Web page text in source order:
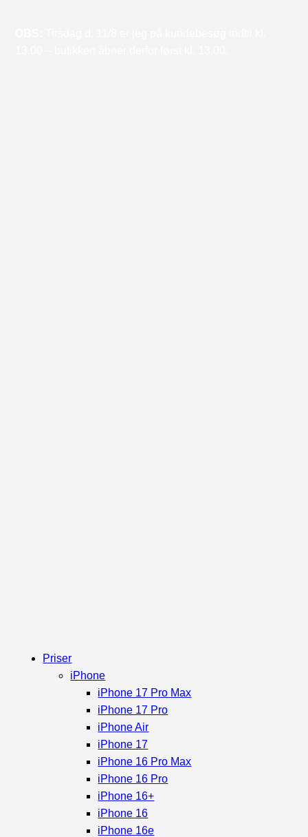
Priser
iPhone
iPhone 17 Pro Max
iPhone 17 Pro
iPhone Air
iPhone 17
iPhone 16 Pro Max
iPhone 16 Pro
iPhone 16+
iPhone 16
iPhone 16e